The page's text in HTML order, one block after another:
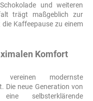
und weiteren
trägt maßgeblich zur
Kaffeepause zu einem
Komfort
vereinen modernste
Die neue Generation von
eine selbsterklärende